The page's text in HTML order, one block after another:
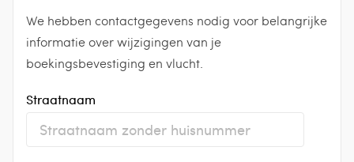
We hebben contactgegevens nodig voor belangrijke
informatie over wijzigingen van je
boekingsbevestiging en vlucht.
Straatnaam